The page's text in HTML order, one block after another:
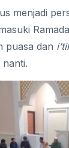
menjadi
puasa dan